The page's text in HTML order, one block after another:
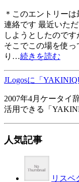
＊このエントリー
連絡です 最近いた
しようとしたのです
そこでこの場を使
り …続きを読む
JLogosに「
2007年4月ケータイ
活用できる「
人気記事
リスペ